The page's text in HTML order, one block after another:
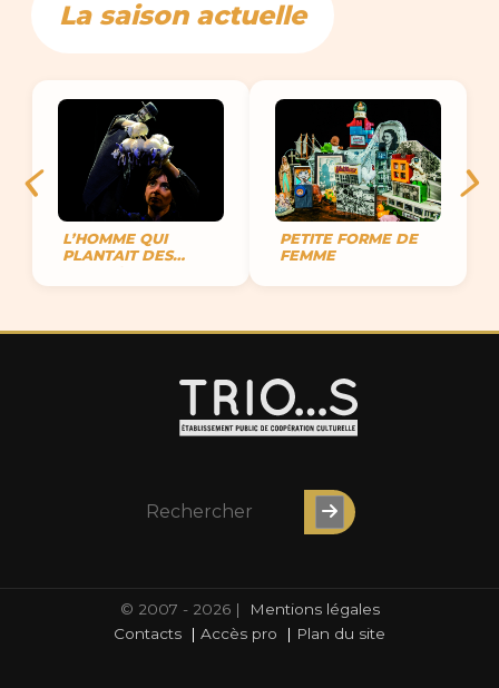
La saison actuelle
L’HOMME QUI
PLANTAIT DES
PETITE FORME DE
FEMME
© 2007 - 2026 |
Mentions légales
Contacts
| Accès pro | Plan du site